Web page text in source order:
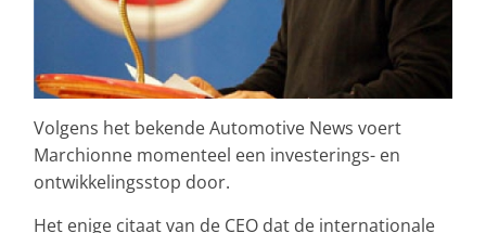
Volgens het bekende Automotive News voert
Marchionne momenteel een investerings- en
ontwikkelingsstop door.
Het enige citaat van de CEO dat de internationale